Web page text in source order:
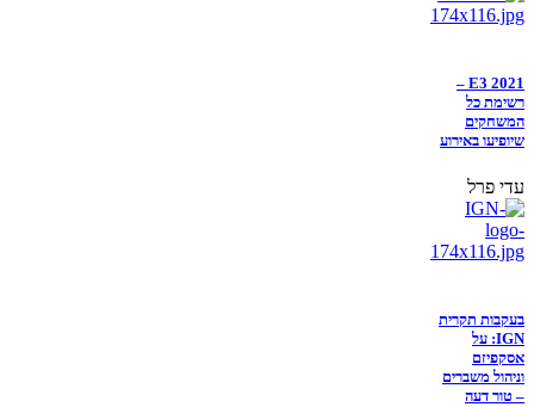
E3 2021 –
רשימת כל
המשחקים
שיופיעו באירוע
עדי פרל
בעקבות תקרית
IGN: על
אסקפיזם
וניהול משברים
– טור דעה